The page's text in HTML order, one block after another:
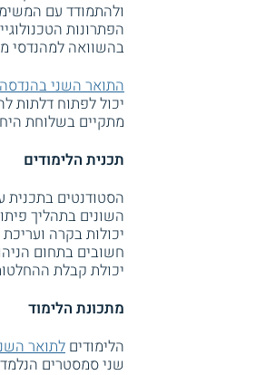
ולהתמודד עם
הפתרונות
בהשוואה למהנדסי
התואר השני בהנדסה
יכול לפתוח דלתות
מתקיים בשלוחת
תכנית הלימודים
הסטודנטים בתכנית
השונים בתהליך
יכולות בקרה
חשובים בתחום
יכולת קבלת
מתכונת הלימוד
הלימודיםלתואר
שני סמסטרים